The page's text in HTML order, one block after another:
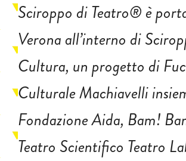
Sciroppo di Teatro® è
Verona all’interno di
Cultura, un progetto di
Culturale Machiavelli
Fondazione Aida, Bam!
Teatro Scientifico Teatro